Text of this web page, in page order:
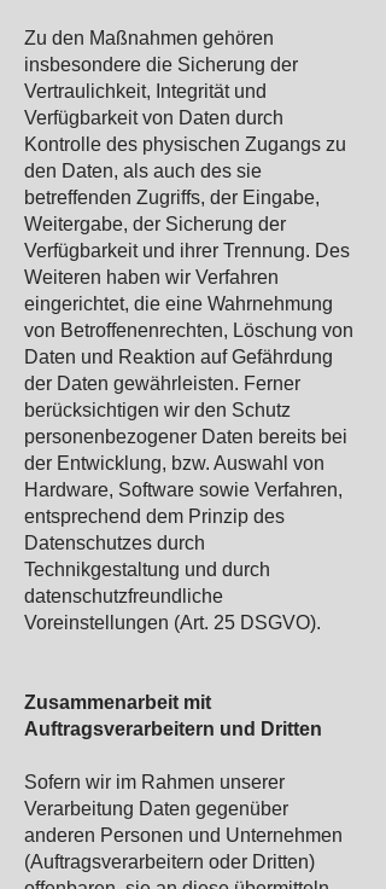
Zu den Maßnahmen gehören
insbesondere die Sicherung der
Vertraulichkeit, Integrität und
Verfügbarkeit von Daten durch
Kontrolle des physischen Zugangs zu
den Daten, als auch des sie
betreffenden Zugriffs, der Eingabe,
Weitergabe, der Sicherung der
Verfügbarkeit und ihrer Trennung. Des
Weiteren haben wir Verfahren
eingerichtet, die eine Wahrnehmung
von Betroffenenrechten, Löschung von
Daten und Reaktion auf Gefährdung
der Daten gewährleisten. Ferner
berücksichtigen wir den Schutz
personenbezogener Daten bereits bei
der Entwicklung, bzw. Auswahl von
Hardware, Software sowie Verfahren,
entsprechend dem Prinzip des
Datenschutzes durch
Technikgestaltung und durch
datenschutzfreundliche
Voreinstellungen (Art. 25 DSGVO).
Zusammenarbeit mit
Auftragsverarbeitern und Dritten
Sofern wir im Rahmen unserer
Verarbeitung Daten gegenüber
anderen Personen und Unternehmen
(Auftragsverarbeitern oder Dritten)